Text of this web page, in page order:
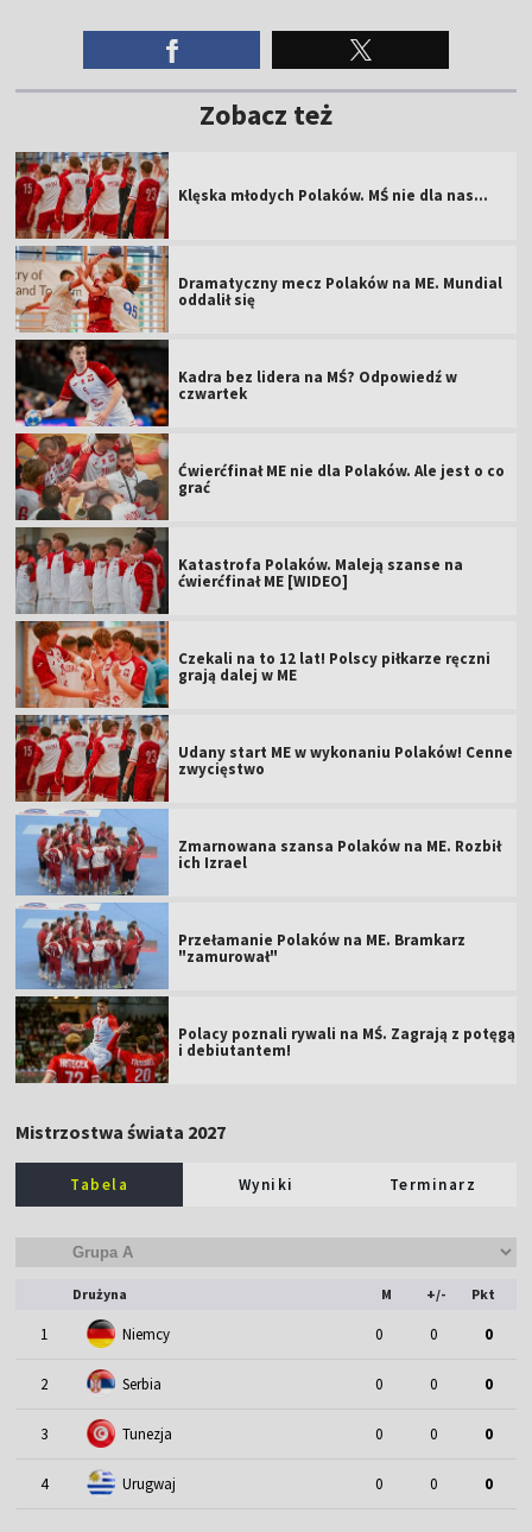
Zobacz też
Klęska młodych Polaków. MŚ nie dla nas...
Dramatyczny mecz Polaków na ME. Mundial
oddalił się
Kadra bez lidera na MŚ? Odpowiedź w
czwartek
Ćwierćfinał ME nie dla Polaków. Ale jest o co
grać
Katastrofa Polaków. Maleją szanse na
ćwierćfinał ME [WIDEO]
Czekali na to 12 lat! Polscy piłkarze ręczni
grają dalej w ME
Udany start ME w wykonaniu Polaków! Cenne
zwycięstwo
Zmarnowana szansa Polaków na ME. Rozbił
ich Izrael
Przełamanie Polaków na ME. Bramkarz
"zamurował"
Polacy poznali rywali na MŚ. Zagrają z potęgą
i debiutantem!
Mistrzostwa świata 2027
Tabela Wyniki Terminarz
Drużyna M +/- Pkt
1 Niemcy 0 0 0
2 Serbia 0 0 0
3 Tunezja 0 0 0
4 Urugwaj 0 0 0